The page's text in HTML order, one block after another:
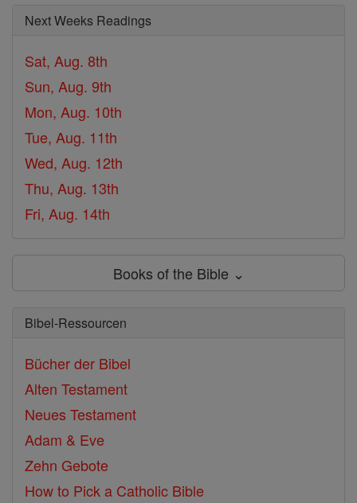
Next Weeks Readings
Sat, Aug. 8th
Sun, Aug. 9th
Mon, Aug. 10th
Tue, Aug. 11th
Wed, Aug. 12th
Thu, Aug. 13th
Fri, Aug. 14th
Books of the Bible ⌄
Bibel-Ressourcen
Bücher der Bibel
Alten Testament
Neues Testament
Adam & Eve
Zehn Gebote
How to Pick a Catholic Bible